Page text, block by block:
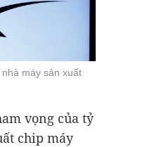
máy sản xuất
vọng của tỷ
chip máy